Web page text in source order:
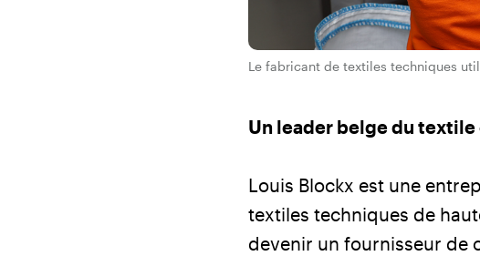
Le fabricant de textiles techniques
Un leader belge du
Louis Blockx est une
textiles techniques de
devenir un fournisseur de